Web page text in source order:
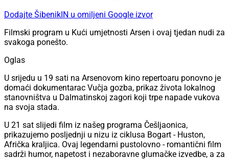
Dodajte ŠibenikIN u omiljeni Google izvor
Filmski program u Kući umjetnosti Arsen i ovaj tjedan nudi za
svakoga ponešto.
Oglas
U srijedu u 19 sati na Arsenovom kino repertoaru ponovno je
domaći dokumentarac Vučja gozba, prikaz života lokalnog
stanovništva u Dalmatinskoj zagori koji trpe napade vukova
na svoja stada.
U 21 sat slijedi film iz našeg programa Češljaonica,
prikazujemo posljednji u nizu iz ciklusa Bogart - Huston,
Afrička kraljica. Ovaj legendarni pustolovno - romantični film
sadrži humor, napetost i nezaboravne glumačke izvedbe, a za